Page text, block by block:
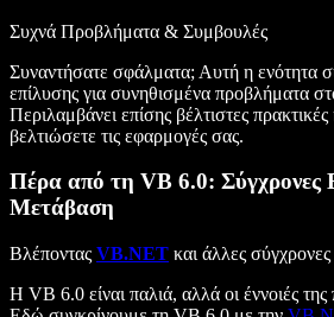
Συχνά Προβλήματα & Συμβουλές
Συναντήσατε σφάλματα; Αυτή η ενότητα
επίλυσης για συνηθισμένα προβλήματα
Περιλαμβάνει επίσης βέλτιστες
βελτιώσετε τις εφαρμογές σας.
Πέρα από τη VB 6.0: Σύγχρονες
Μετάβαση
Βλέποντας VB.NET και άλλες σύγχρονες
Η VB 6.0 είναι παλιά, αλλά οι έννοιές της